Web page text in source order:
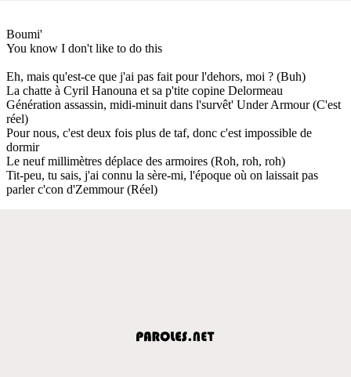
Boumi'
You know I don't like to do this
Eh, mais qu'est-ce que j'ai pas fait pour l'dehors, moi ? (Buh)
La chatte à Cyril Hanouna et sa p'tite copine Delormeau
Génération assassin, midi-minuit dans l'survêt' Under Armour (C'est
réel)
Pour nous, c'est deux fois plus de taf, donc c'est impossible de
dormir
Le neuf millimètres déplace des armoires (Roh, roh, roh)
Tit-peu, tu sais, j'ai connu la sère-mi, l'époque où on laissait pas
parler c'con d'Zemmour (Réel)